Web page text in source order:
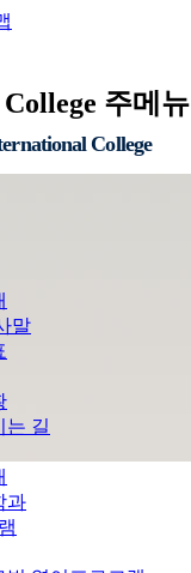
College
주메뉴
말
는 길
과